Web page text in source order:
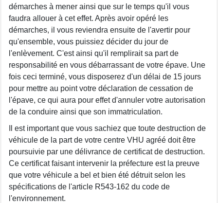
démarches à mener ainsi que sur le temps qu'il vous
faudra allouer à cet effet. Après avoir opéré les
démarches, il vous reviendra ensuite de l'avertir pour
qu'ensemble, vous puissiez décider du jour de
l'enlèvement. C'est ainsi qu'il remplirait sa part de
responsabilité en vous débarrassant de votre épave. Une
fois ceci terminé, vous disposerez d'un délai de 15 jours
pour mettre au point votre déclaration de cessation de
l'épave, ce qui aura pour effet d'annuler votre autorisation
de la conduire ainsi que son immatriculation.
Il est important que vous sachiez que toute destruction de
véhicule de la part de votre centre VHU agréé doit être
poursuivie par une délivrance de certificat de destruction.
Ce certificat faisant intervenir la préfecture est la preuve
que votre véhicule a bel et bien été détruit selon les
spécifications de l'article R543-162 du code de
l'environnement.